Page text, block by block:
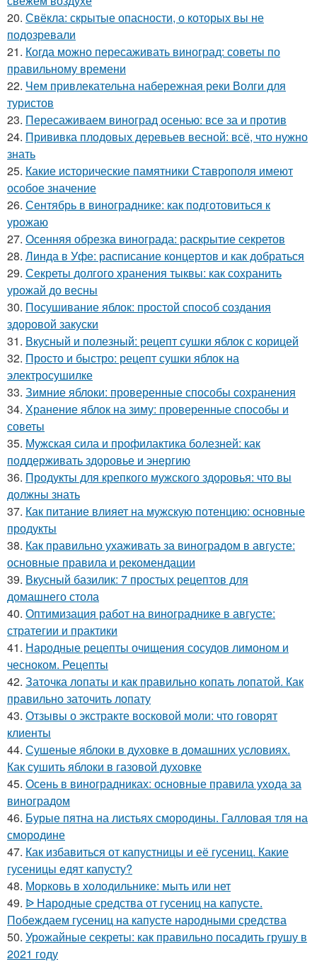
20. Свёкла: скрытые опасности, о которых вы не
подозревали
21. Когда можно пересаживать виноград: советы по
правильному времени
22. Чем привлекательна набережная реки Волги для
туристов
23. Пересаживаем виноград осенью: все за и против
24. Прививка плодовых деревьев весной: всё, что нужно
знать
25. Какие исторические памятники Ставрополя имеют
особое значение
26. Сентябрь в винограднике: как подготовиться к
урожаю
27. Осенняя обрезка винограда: раскрытие секретов
28. Линда в Уфе: расписание концертов и как добраться
29. Секреты долгого хранения тыквы: как сохранить
урожай до весны
30. Посушивание яблок: простой способ создания
здоровой закуски
31. Вкусный и полезный: рецепт сушки яблок с корицей
32. Просто и быстро: рецепт сушки яблок на
электросушилке
33. Зимние яблоки: проверенные способы сохранения
34. Хранение яблок на зиму: проверенные способы и
советы
35. Мужская сила и профилактика болезней: как
поддерживать здоровье и энергию
36. Продукты для крепкого мужского здоровья: что вы
должны знать
37. Как питание влияет на мужскую потенцию: основные
продукты
38. Как правильно ухаживать за виноградом в августе:
основные правила и рекомендации
39. Вкусный базилик: 7 простых рецептов для
домашнего стола
40. Оптимизация работ на винограднике в августе:
стратегии и практики
41. Народные рецепты очищения сосудов лимоном и
чесноком. Рецепты
42. Заточка лопаты и как правильно копать лопатой. Как
правильно заточить лопату
43. Отзывы о экстракте восковой моли: что говорят
клиенты
44. Сушеные яблоки в духовке в домашних условиях.
Как сушить яблоки в газовой духовке
45. Осень в виноградниках: основные правила ухода за
виноградом
46. Бурые пятна на листьях смородины. Галловая тля на
смородине
47. Как избавиться от капустницы и её гусениц. Какие
гусеницы едят капусту?
48. Морковь в холодильнике: мыть или нет
49. ᐉ Народные средства от гусениц на капусте.
Побеждаем гусениц на капусте народными средства
50. Урожайные секреты: как правильно посадить грушу в
2021 году